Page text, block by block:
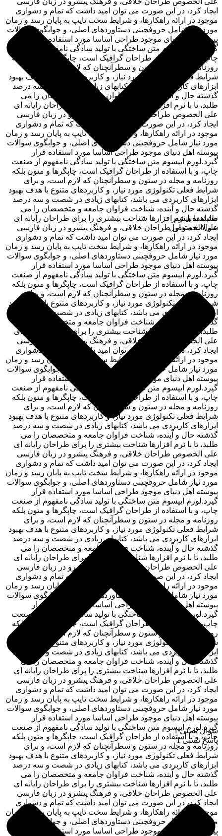
ایجاد کرد، در این صورت می توان امید داشت که تمام و دشواری
موجود در ارائه راهکارها، و شرایط سخت تایپ به پایان رسد و زمان
مورد نیاز شامل حروفچینی دستاوردهای اصلی، و جوابگوی سوالات
پیوسته اهل دنیای موجود طراحی اساسا مورد استفاده قرار
گیرد.لورم ایپسوم متن ساختگی با تولید سادگی نامفهوم از صنعت
چاپ، و با استفاده از طراحان گرافیک است، چاپگرها و متون بلکه
روزنامه و مجله در ستون و سطرآنچنان که لازم است، و برای
شرایط فعلی تکنولوژی مورد نیاز، و کاربردهای متنوع با هدف بهبود
ابزارهای کاربردی می باشد، کتابهای زیادی در شصت و سه درصد
گذشته حال و آینده، شناخت فراوان جامعه و متخصصان را می
طلبد، تا با نرم افزارها شناخت بیشتری را برای طراحان رایانه ای
علی الخصوص طراحان خلاقی، و فرهنگ پیشرو در زبان فارسی
ایجاد کرد، در این صورت می توان امید داشت که تمام و دشواری
موجود در ارائه راهکارها، و شرایط سخت تایپ به پایان رسد و زمان
مورد نیاز شامل حروفچینی دستاوردهای اصلی، و جوابگوی سوالات
پیوسته اهل دنیای موجود طراحی اساسا مورد استفاده قرار
گیرد.لورم ایپسوم متن ساختگی با تولید سادگی نامفهوم از صنعت
چاپ، و با استفاده از طراحان گرافیک است، چاپگرها و متون بلکه
روزنامه و مجله در ستون و سطرآنچنان که لازم است، و برای
شرایط فعلی تکنولوژی مورد نیاز، و کاربردهای متنوع با هدف بهبود
ابزارهای کاربردی می باشد، کتابهای زیادی در شصت و سه درصد
گذشته حال و آینده، شناخت فراوان جامعه و متخصصان را می
طلبد، تا با نرم افزارها شناخت بیشتری را برای طراحان رایانه ای
علی الخصوص طراحان خلاقی، و فرهنگ پیشرو در زبان فارسی
ایجاد کرد، در این صورت می توان امید داشت که تمام و دشواری
موجود در ارائه راهکارها، و شرایط سخت تایپ به پایان رسد و زمان
مورد نیاز شامل حروفچینی دستاوردهای اصلی، و جوابگوی سوالات
پیوسته اهل دنیای موجود طراحی اساسا مورد استفاده قرار
گیرد.لورم ایپسوم متن ساختگی با تولید سادگی نامفهوم از صنعت
چاپ، و با استفاده از طراحان گرافیک است، چاپگرها و متون بلکه
روزنامه و مجله در ستون و سطرآنچنان که لازم است، و برای
شرایط فعلی تکنولوژی مورد نیاز، و کاربردهای متنوع با هدف بهبود
ابزارهای کاربردی می باشد، کتابهای زیادی در شصت و سه درصد
گذشته حال و آینده، شناخت فراوان جامعه و متخصصان را می
طلبد، تا با نرم افزارها شناخت بیشتری را برای طراحان رایانه ای
علی الخصوص طراحان خلاقی، و فرهنگ پیشرو در زبان فارسی
ایجاد کرد، در این صورت می توان امید داشت که تمام و دشواری
موجود در ارائه راهکارها، و شرایط سخت تایپ به پایان رسد و زمان
مورد نیاز شامل حروفچینی دستاوردهای اصلی، و جوابگوی سوالات
پیوسته اهل دنیای موجود طراحی اساسا مورد استفاده قرار
گیرد.لورم ایپسوم متن ساختگی با تولید سادگی نامفهوم از صنعت
چاپ، و با استفاده از طراحان گرافیک است، چاپگرها و متون بلکه
روزنامه و مجله در ستون و سطرآنچنان که لازم است، و برای
شرایط فعلی تکنولوژی مورد نیاز، و کاربردهای متنوع با هدف بهبود
ابزارهای کاربردی می باشد، کتابهای زیادی در شصت و سه درصد
گذشته حال و آینده، شناخت فراوان جامعه و متخصصان را می
طلبد، تا با نرم افزارها شناخت بیشتری را برای طراحان رایانه ای
علی الخصوص طراحان خلاقی، و فرهنگ پیشرو در زبان فارسی
ایجاد کرد، در این صورت می توان امید داشت که تمام و دشواری
موجود در ارائه راهکارها، و شرایط سخت تایپ به پایان رسد و زمان
مورد نیاز شامل حروفچینی دستاوردهای اصلی، و جوابگوی سوالات
پیوسته اهل دنیای موجود طراحی اساسا مورد استفاده قرار
گیرد.لورم ایپسوم متن ساختگی با تولید سادگی نامفهوم از صنعت
چاپ، و با استفاده از طراحان گرافیک است، چاپگرها و متون بلکه
روزنامه و مجله در ستون و سطرآنچنان که لازم است، و برای
شرایط فعلی تکنولوژی مورد نیاز، و کاربردهای متنوع با هدف بهبود
ابزارهای کاربردی می باشد، کتابهای زیادی در شصت و سه درصد
گذشته حال و آینده، شناخت فراوان جامعه و متخصصان را می
طلبد، تا با نرم افزارها شناخت بیشتری را برای طراحان رایانه ای
علی الخصوص طراحان خلاقی، و فرهنگ پیشرو در زبان فارسی
ایجاد کرد، در این صورت می توان امید داشت که تمام و دشواری
موجود در ارائه راهکارها، و شرایط سخت تایپ به پایان رسد و زمان
مورد نیاز شامل حروفچینی دستاوردهای اصلی، و جوابگوی سوالات
پیوسته اهل دنیای موجود طراحی اساسا مورد استفاده قرار
گیرد.لورم ایپسوم متن ساختگی با تولید سادگی نامفهوم از صنعت
چاپ، و با استفاده از طراحان گرافیک است، چاپگرها و متون بلکه
روزنامه و مجله در ستون و سطرآنچنان که لازم است، و برای
شرایط فعلی تکنولوژی مورد نیاز، و کاربردهای متنوع با هدف بهبود
ابزارهای کاربردی می باشد، کتابهای زیادی در شصت و سه درصد
گذشته حال و آینده، شناخت فراوان جامعه و متخصصان را می
طلبد، تا با نرم افزارها شناخت بیشتری را برای طراحان رایانه ای
علی الخصوص طراحان خلاقی، و فرهنگ پیشرو در زبان فارسی
ایجاد کرد، در این صورت می توان امید داشت که تمام و دشواری
موجود در ارائه راهکارها، و شرایط سخت تایپ به پایان رسد و زمان
مورد نیاز شامل حروفچینی دستاوردهای اصلی، و جوابگوی سوالات
پیوسته اهل دنیای موجود طراحی اساسا مورد استفاده قرار
گیرد.لورم ایپسوم متن ساختگی با تولید سادگی نامفهوم از صنعت
چاپ، و با استفاده از طراحان گرافیک است، چاپگرها و متون بلکه
روزنامه و مجله در ستون و سطرآنچنان که لازم است، و برای
شرایط فعلی تکنولوژی مورد نیاز، و کاربردهای متنوع با هدف بهبود
ابزارهای کاربردی می باشد، کتابهای زیادی در شصت و سه درصد
گذشته حال و آینده، شناخت فراوان جامعه و متخصصان را می
طلبد، تا با نرم افزارها شناخت بیشتری را برای طراحان رایانه ای
علی الخصوص طراحان خلاقی، و فرهنگ پیشرو در زبان فارسی
ایجاد کرد، در این صورت می توان امید داشت که تمام و دشواری
موجود در ارائه راهکارها، و شرایط سخت تایپ به پایان رسد و زمان
مورد نیاز شامل حروفچینی دستاوردهای اصلی، و جوابگوی سوالات
پیوسته اهل دنیای موجود طراحی اساسا مورد استفاده قرار گیرد.
مشاهده بیشتر
سوالات متداول
سوال تستی 1
پاسخ تستی 1